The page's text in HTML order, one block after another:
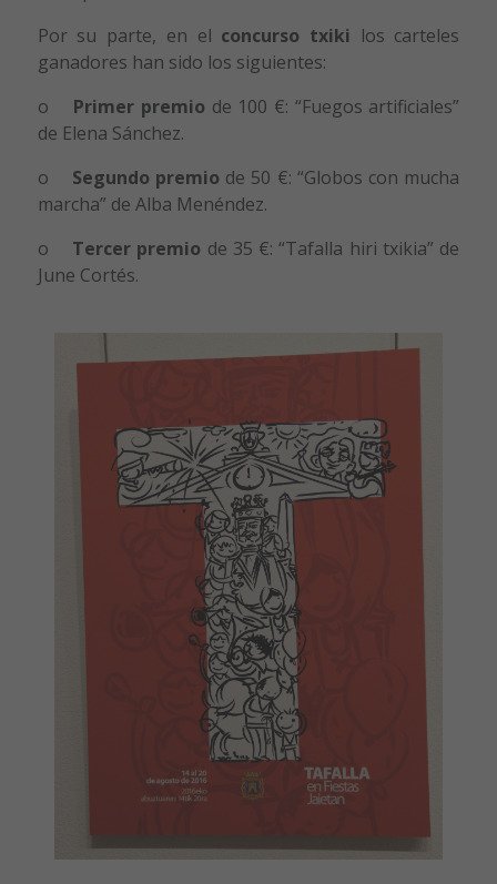
Por su parte, en el concurso txiki los carteles
ganadores han sido los siguientes:
o Primer premio de 100 €: “Fuegos artificiales”
de Elena Sánchez.
o Segundo premio de 50 €: “Globos con mucha
marcha” de Alba Menéndez.
o Tercer premio de 35 €: “Tafalla hiri txikia” de
June Cortés.